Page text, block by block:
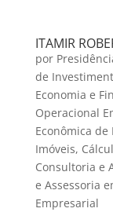
ITAMIR
por
de
Economia e
Operacional
Econômica de
Imóveis,
Consultoria e
e Assessoria
Empresarial